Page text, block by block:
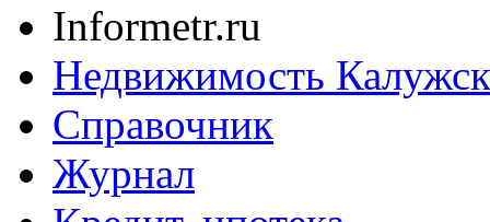
Informetr.ru
Недвижимость
Справочник
Журнал